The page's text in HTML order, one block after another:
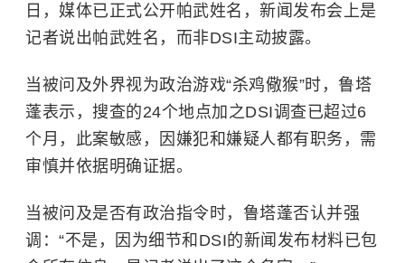
日，媒体已正式公开帕武姓名，新闻发布会上是
记者说出帕武姓名，而非DSI主动披露。
当被问及外界视为政治游戏“杀鸡儆猴”时，鲁塔
蓬表示，搜查的24个地点加之DSI调查已超过6
个月，此案敏感，因嫌犯和嫌疑人都有职务，需
审慎并依据明确证据。
当被问及是否有政治指令时，鲁塔蓬否认并强
调：“不是，因为细节和DSI的新闻发布材料已包